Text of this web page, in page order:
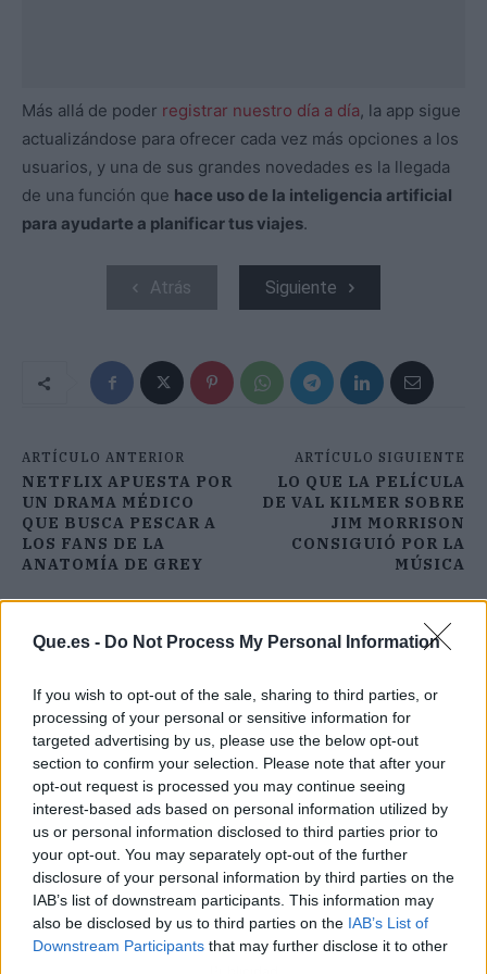
Que.es - Do Not Process My Personal Information
If you wish to opt-out of the sale, sharing to third parties, or
processing of your personal or sensitive information for
targeted advertising by us, please use the below opt-out
section to confirm your selection. Please note that after your
opt-out request is processed you may continue seeing
interest-based ads based on personal information utilized by
us or personal information disclosed to third parties prior to
your opt-out. You may separately opt-out of the further
disclosure of your personal information by third parties on the
IAB’s list of downstream participants. This information may
also be disclosed by us to third parties on the IAB’s List of
Downstream Participants that may further disclose it to other
Más allá de poder registrar nuestro día a día, la app sigue
actualizándose para ofrecer cada vez más opciones a los
usuarios, y una de sus grandes novedades es la llegada
de una función que hace uso de la inteligencia artificial
para ayudarte a planificar tus viajes.
Atrás Siguiente
ARTÍCULO ANTERIOR
NETFLIX APUESTA POR
UN DRAMA MÉDICO
QUE BUSCA PESCAR A
LOS FANS DE LA
ANATOMÍA DE GREY
ARTÍCULO SIGUIENTE
LO QUE LA PELÍCULA
DE VAL KILMER SOBRE
JIM MORRISON
CONSIGUIÓ POR LA
MÚSICA